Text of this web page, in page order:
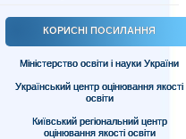
КОРИСНІ ПОСИЛАННЯ
Міністерство освіти і науки України
Український центр оцінювання якості
освіти
Київський регіональний центр
оцінювання якості освіти